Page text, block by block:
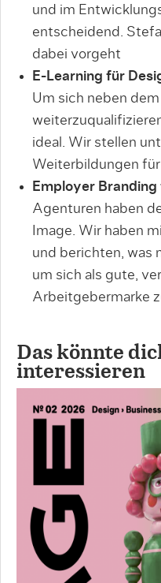
und im
entscheidend.
dabei vorgeht
E-Learning für
Um sich neben
ideal. Wir stellen
Weiterbildungen
Employer
Agenturen haben
Image. Wir haben
und berichten, was
um sich als gute,
Arbeitgebermarke
Das könnte
interessieren